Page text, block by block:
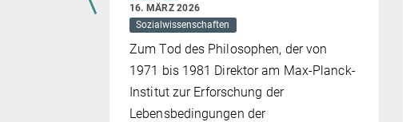
16. MÄRZ 2026
Sozialwissenschaften
Zum Tod des Philosophen, der von
1971 bis 1981 Direktor am Max-Planck-
Institut zur Erforschung der
Lebensbedingungen der